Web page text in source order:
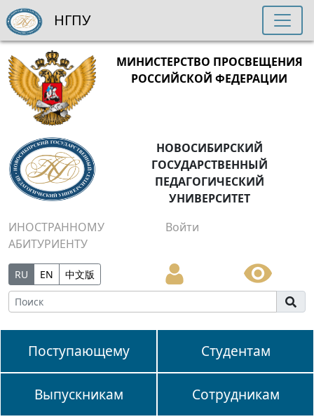
МИНИСТЕРСТВО ПРОСВЕЩЕНИЯ
РОССИЙСКОЙ ФЕДЕРАЦИИ
НОВОСИБИРСКИЙ
ГОСУДАРСТВЕННЫЙ
ПЕДАГОГИЧЕСКИЙ
УНИВЕРСИТЕТ
ИНОСТРАННОМУ
АБИТУРИЕНТУ
Войти
RU EN 中文版
Поступающему Студентам
Выпускникам Сотрудникам
НГПУ